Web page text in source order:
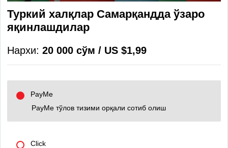
Туркий халқлар Самарқандда ўзаро
яқинлашдилар
Нархи: 20 000 сўм / US $1,99
PayMe
PayMe тўлов тизими орқали сотиб олиш
Click